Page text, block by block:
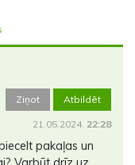
Ziņot Atbildēt
21.05.2024. 22:28
pakaļas un